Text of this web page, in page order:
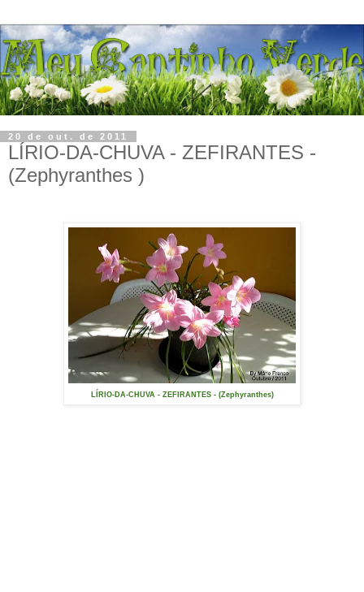
20 de out. de 2011
LÍRIO-DA-CHUVA - ZEFIRANTES -
(Zephyranthes )
LÍRIO-DA-CHUVA - ZEFIRANTES - (Zephyranthes)